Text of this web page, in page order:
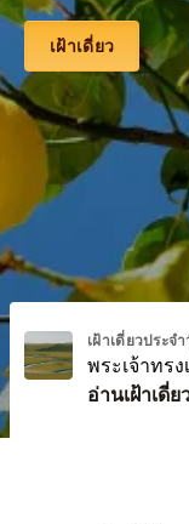
ติดต่อสอบถาม
สมัครสมาชิก
แอปพลิเคชัน
เฝ้าเดี่ยว
เฝ้าเดี่ยวประจ
พระเจ้าทร
อ่านเฝ้าเดี่